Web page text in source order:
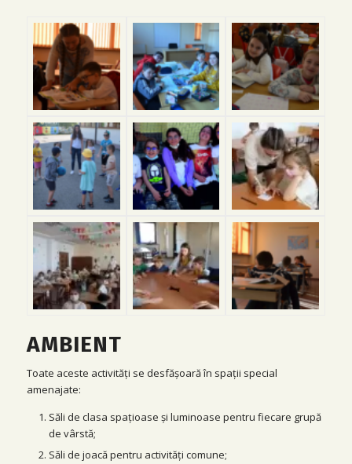
AMBIENT
Toate aceste activități se desfășoară în spații special
amenajate:
Săli de clasa spațioase și luminoase pentru fiecare grupă
de vârstă;
Săli de joacă pentru activități comune;